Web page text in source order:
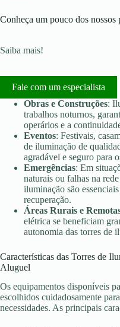
Conheça um pouco dos nossos
Saiba mais!
Fale com um especialista
Obras e Construções:
trabalhos noturnos,
operários e a
Eventos: Festivais,
de iluminação de
agradável e seguro para
Emergências: Em
naturais ou falhas na
iluminação são
recuperação.
Áreas Rurais e
elétrica se beneficiam
autonomia das torres de
Características das Torres de
Aluguel
Os equipamentos disponíveis
escolhidos cuidadosamente
necessidades. As principais